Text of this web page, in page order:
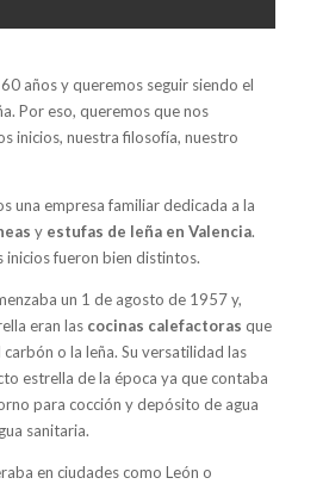
años y queremos seguir siendo el
Por eso, queremos que nos
inicios, nuestra filosofía, nuestro
una empresa familiar dedicada a la
y estufas de leña en Valencia.
inicios fueron bien distintos.
un 1 de agosto de 1957 y,
eran las cocinas calefactoras que
o la leña. Su versatilidad las
estrella de la época ya que contaba
para cocción y depósito de agua
sanitaria.
en ciudades como León o